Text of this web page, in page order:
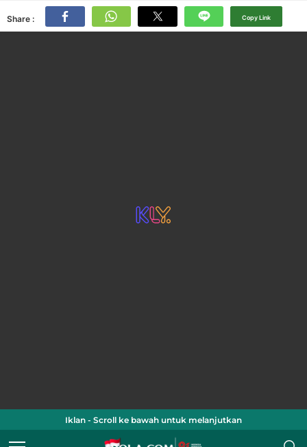
Share : Copy Link
Iklan - Scroll ke bawah untuk melanjutkan